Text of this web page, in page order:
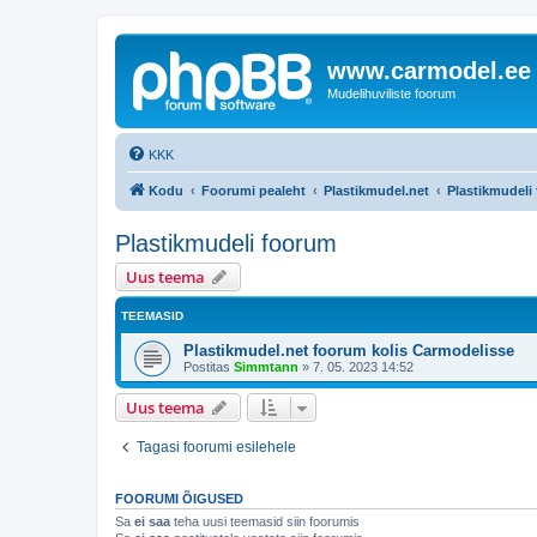
www.carmodel.ee
Mudelihuviliste foorum
KKK
Kodu Foorumi pealeht Plastikmudel.net Plastikmudeli
Plastikmudeli foorum
Uus teema
TEEMASID
Plastikmudel.net foorum kolis Carmodelisse
Postitas Simmtann » 7. 05. 2023 14:52
Uus teema
Tagasi foorumi esilehele
FOORUMI ÕIGUSED
Sa ei saa teha uusi teemasid siin foorumis